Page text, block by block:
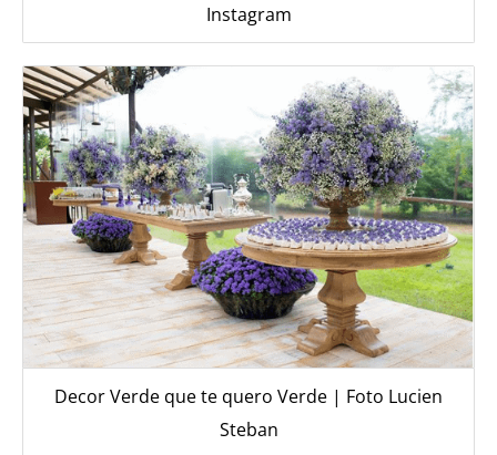
Instagram
Decor Verde que te quero Verde | Foto Lucien
Steban